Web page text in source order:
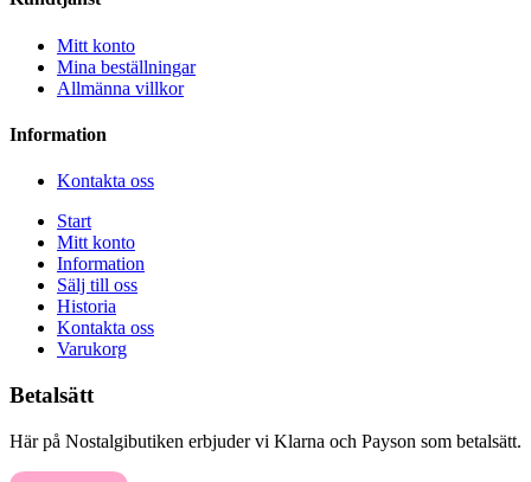
Mitt konto
Mina beställningar
Allmänna villkor
Information
Kontakta oss
Start
Mitt konto
Information
Sälj till oss
Historia
Kontakta oss
Varukorg
Betalsätt
Här på Nostalgibutiken erbjuder vi Klarna och Payson som betalsätt.